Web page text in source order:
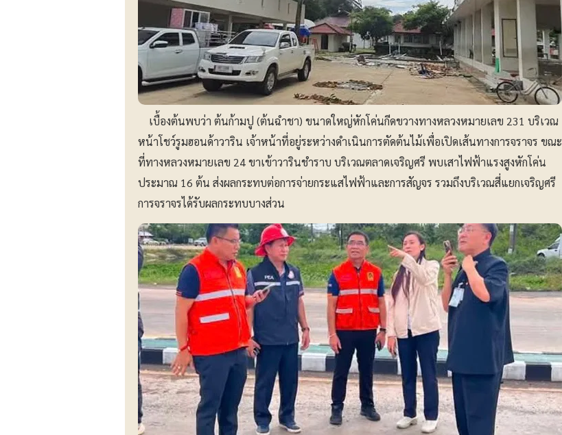
เบื้องต้นพบว่า ต้นก้ามปู (ต้นฉำชา) ขนาดใหญ่หักโค่นกีดขวางทางหลวงหมายเลข 231 บริเวณ
หน้าโชว์รูมฮอนด้าวาริน เจ้าหน้าที่อยู่ระหว่างดำเนินการตัดต้นไม้เพื่อเปิดเส้นทางการจราจร ขณะ
ที่ทางหลวงหมายเลข 24 ขาเข้าวารินชำราบ บริเวณตลาดเจริญศรี พบเสาไฟฟ้าแรงสูงหักโค่น
ประมาณ 16 ต้น ส่งผลกระทบต่อการจ่ายกระแสไฟฟ้าและการสัญจร รวมถึงบริเวณสี่แยกเจริญศรี
การจราจรได้รับผลกระทบบางส่วน